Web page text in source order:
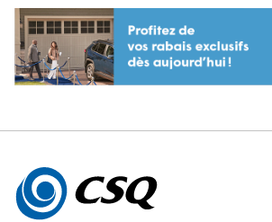
Autres
informations